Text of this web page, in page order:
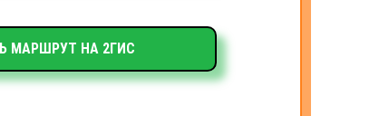
МАРШРУТ НА 2ГИС